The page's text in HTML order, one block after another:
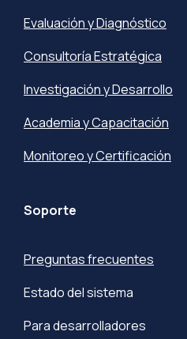
Evaluación y Diagnóstico
Consultoría Estratégica
Investigación y Desarrollo
Academia y Capacitación
Monitoreo y Certificación
Soporte
Preguntas frecuentes
Estado del sistema
Para desarrolladores